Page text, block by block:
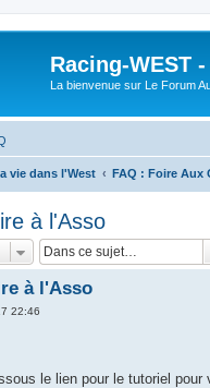
Racing-WEST
La bienvenue sur Le Forum
vie dans l'West FAQ : Foire Aux
à l'Asso
à l'Asso
22:46
le lien pour le tutoriel pour